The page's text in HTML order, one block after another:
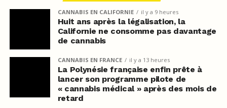
CANNABIS EN CALIFORNIE il y a 9 heures
Huit ans après la légalisation, la
Californie ne consomme pas davantage
de cannabis
CANNABIS EN FRANCE il y a 13 heures
La Polynésie française enfin prête à
lancer son programme pilote de
« cannabis médical » après des mois de
retard